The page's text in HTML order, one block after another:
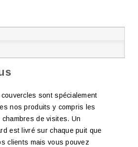
sont spécialement
nos produits y compris les
de visites. Un
est livré sur chaque puit que
clients mais vous pouvez